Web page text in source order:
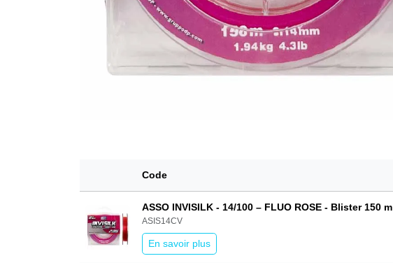
Code
ASSO INVISILK - 14/100 – FLUO ROSE - Blister 150 m
ASIS14CV
En savoir plus